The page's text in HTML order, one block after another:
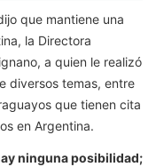
que mantiene una
la Directora
a quien le realizó
diversos temas, entre
que tienen cita
en Argentina.
ninguna posibilidad;